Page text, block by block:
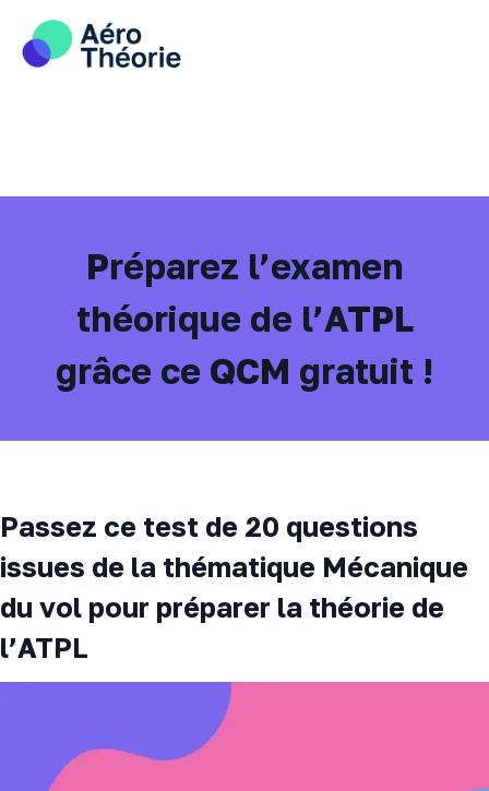
content
Préparez l’examen
théorique de l’ATPL
grâce ce QCM gratuit !
Passez ce test de 20 questions
issues de la thématique Mécanique
du vol pour préparer la théorie de
l’ATPL